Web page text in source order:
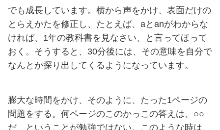
でも成長しています。横から声をかけ、表面だけの
とらえかたを修正し、たとえば、aとanがわからな
ければ、1年の教科書を見なさい、と言ってほって
おく。そうすると、30分後には、その意味を自分で
なんとか探り出してくるようになっています。
膨大な時間をかけ、そのように、たった1ページの
問題をする。何ページのこのかっこの答えは、○○
だ、ということが勉強ではない。このような時は、